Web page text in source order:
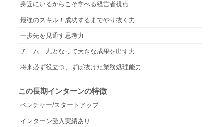
身近にいるからこそ学べる経営者視点
最強のスキル！成功するまでやり抜く力
一歩先を見通す思考力
チーム一丸となって大きな成果を出す力
将来必ず役立つ、ずば抜けた業務処理能力
この長期インターンの特徴
ベンチャー/スタートアップ
インターン受入実績あり